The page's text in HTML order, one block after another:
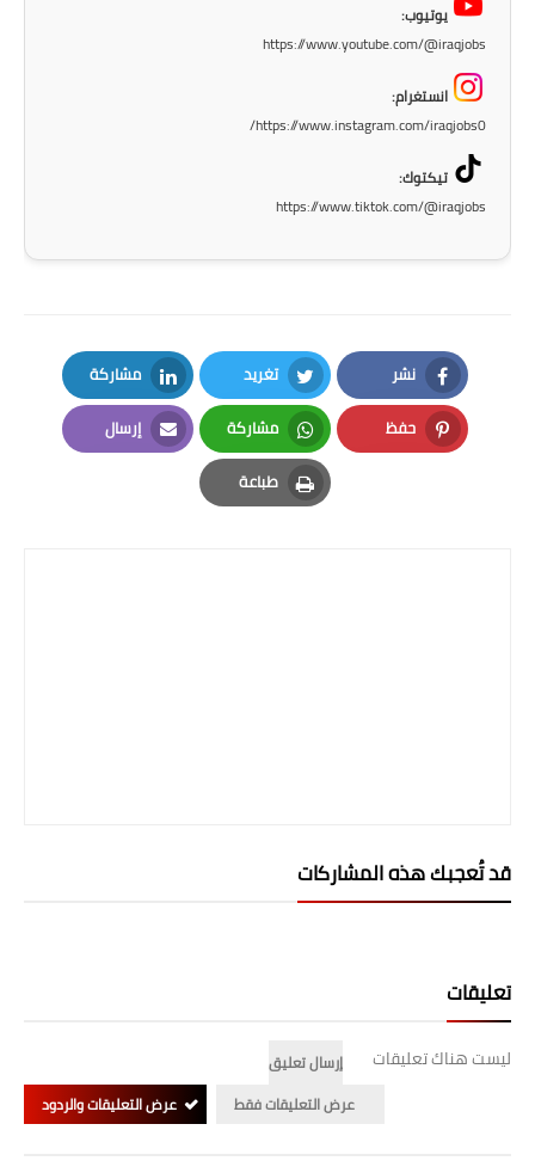
يوتيوب:
https://www.youtube.com/@iraqjobs
انستغرام:
https://www.instagram.com/iraqjobs0/
تيكتوك:
https://www.tiktok.com/@iraqjobs
نشر
Facebook
تغريد
Twitter
مشاركة
LinkedIn
حفظ
Pinterest
مشاركة
Whatsapp
إرسال
Email
طباعة
Print
قد تُعجبك هذه المشاركات
تعليقات
ليست هناك تعليقات
إرسال تعليق
عرض التعليقات فقط
عرض التعليقات والردود